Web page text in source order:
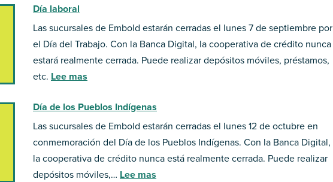
Día laboral
Las sucursales de Embold estarán cerradas el lunes 7 de septiembre por
el Día del Trabajo. Con la Banca Digital, la cooperativa de crédito nunca
estará realmente cerrada. Puede realizar depósitos móviles, préstamos,
etc. Lee mas
Día de los Pueblos Indígenas
Las sucursales de Embold estarán cerradas el lunes 12 de octubre en
conmemoración del Día de los Pueblos Indígenas. Con la Banca Digital,
la cooperativa de crédito nunca está realmente cerrada. Puede realizar
depósitos móviles,… Lee mas